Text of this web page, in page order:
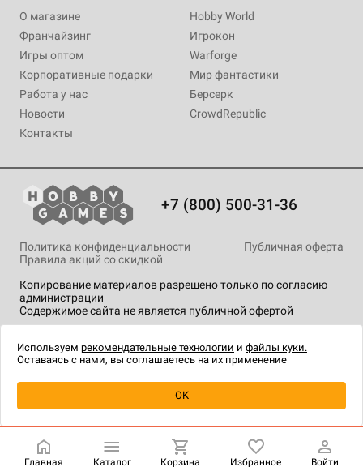
Уведомить о наличии
О магазине
Франчайзинг
Игры оптом
Корпоративные подарки
Работа у нас
Новости
Контакты
Hobby World
Игрокон
Warforge
Мир фантастики
Берсерк
CrowdRepublic
+7 (800) 500-31-36
Копирование материалов разрешено только по согласию
администрации
Содержимое сайта не является публичной офертой
Политика конфиденциальности
Публичная оферта
Правила акций со скидкой
технологии.
Главная Каталог Корзина Избранное Войти
Используем рекомендательные технологии и файлы куки.
Оставаясь с нами, вы соглашаетесь на их применение
OK